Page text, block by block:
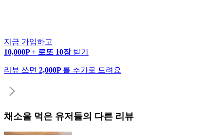
지금 가입하고
10,000P + 로또 10장 받기
리뷰 쓰면 2,000P 를 추가로 드려요
채소을 먹은 유저들의 다른 리뷰